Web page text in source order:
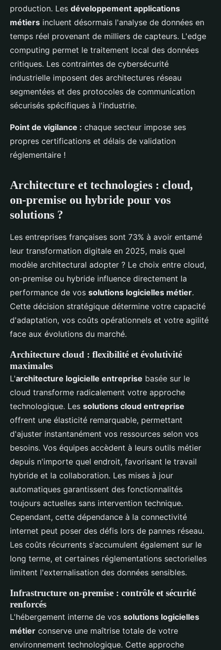
production. Les développement applications
métiers incluent désormais l'analyse de données en
temps réel provenant de milliers de capteurs. L'edge
computing permet le traitement local des données
critiques. Les contraintes de cybersécurité
industrielle imposent des architectures réseau
segmentées et des protocoles de communication
sécurisés spécifiques à l'industrie.
Point de vigilance : chaque secteur impose ses
propres certifications et délais de validation
réglementaire !
Architecture et technologies : cloud,
on-premise ou hybride pour vos
solutions ?
Les entreprises françaises sont 73% à avoir entamé
leur transformation digitale en 2025, mais quel
modèle architectural adopter ? Le choix entre cloud,
on-premise ou hybride influence directement la
performance de vos solutions logicielles métier.
Cette décision stratégique détermine votre capacité
d'adaptation, vos coûts opérationnels et votre agilité
face aux évolutions du marché.
Architecture cloud : flexibilité et évolutivité
maximales
L'architecture logicielle entreprise basée sur le
cloud transforme radicalement votre approche
technologique. Les solutions cloud entreprise
offrent une élasticité remarquable, permettant
d'ajuster instantanément vos ressources selon vos
besoins. Vos équipes accèdent à leurs outils métier
depuis n'importe quel endroit, favorisant le travail
hybride et la collaboration. Les mises à jour
automatiques garantissent des fonctionnalités
toujours actuelles sans intervention technique.
Cependant, cette dépendance à la connectivité
internet peut poser des défis lors de pannes réseau.
Les coûts récurrents s'accumulent également sur le
long terme, et certaines réglementations sectorielles
limitent l'externalisation des données sensibles.
Infrastructure on-premise : contrôle et sécurité
renforcés
L'hébergement interne de vos solutions logicielles
métier conserve une maîtrise totale de votre
environnement technologique. Cette approche